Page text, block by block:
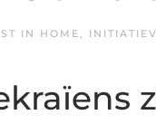
IN HOME,